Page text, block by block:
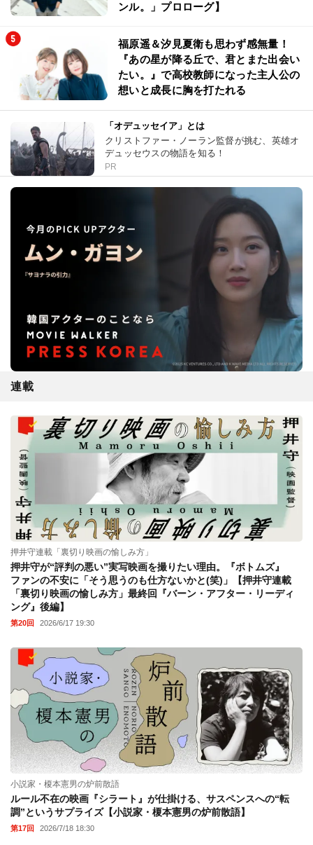
ンル。」プロローグ】
福原遥＆汐見夏衛も思わず感無量！
『あの星が降る丘で、君とまた出会い
たい。』で高校教師になった主人公の
想いと成長に胸を打たれる
「オデュッセイア」とは
クリストファー・ノーラン監督が挑む、英雄オ
デュッセウスの物語を知る！
PR
連載
押井守連載「裏切り映画の愉しみ方」
押井守が“評判の悪い”実写映画を撮りたい理由。『ボトムズ』
ファンの不安に「そう思うのも仕方ないかと(笑)」【押井守連載
「裏切り映画の愉しみ方」最終回『バーン・アフター・リーディ
ング』後編】
第20回 2026/6/17 19:30
小説家・榎本憲男の炉前散語
ルール不在の映画『シラート』が仕掛ける、サスペンスへの“転
調”というサプライズ【小説家・榎本憲男の炉前散語】
第17回 2026/7/18 18:30